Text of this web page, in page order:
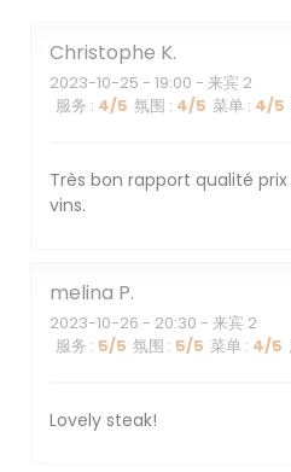
Christophe K
2023-10-25 - 19:00 - 来宾 2
服务 : 4/5 氛围 : 4/5 菜单 : 4/5
Très bon rapport qualité
vins.
melina P
2023-10-26 - 20:30 - 来宾 2
服务 : 5/5 氛围 : 5/5 菜单 : 4/5
Lovely steak!